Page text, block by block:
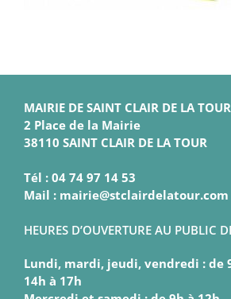
MAIRIE DE SAINT CLAIR DE LA TOUR
2 Place de la Mairie
38110 SAINT CLAIR DE LA TOUR
Tél : 04 74 97 14 53
Mail : mairie@stclairdelatour.com
HEURES D’OUVERTURE AU PUBLIC
Lundi, mardi, jeudi, vendredi : de
14h à 17h